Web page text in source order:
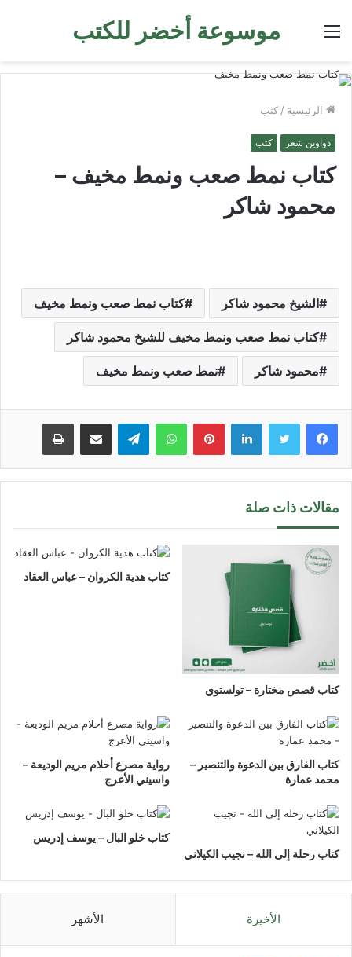
موسوعة أخضر للكتب القائمة
الرئيسية / كتب
دواوين شعر كتب
كتاب نمط صعب ونمط مخيف –
محمود شاكر
الشيخ محمود شاكر كتاب نمط صعب ونمط مخيف
كتاب نمط صعب ونمط مخيف للشيخ محمود شاكر
محمود شاكر نمط صعب ونمط مخيف
لينكدإن بينتيريستواتساب تيلقرام مشاركة عبر البريد طباعة
مقالات ذات صلة
كتاب قصص مختارة – تولستوي
كتاب هدية الكروان – عباس العقاد
كتاب الفارق بين الدعوة والتنصير –
محمد عمارة
رواية مصرع أحلام مريم الوديعة –
واسيني الأعرج
كتاب رحلة إلى الله – نجيب الكيلاني
كتاب خلو البال – يوسف إدريس
الأخيرة الأشهر